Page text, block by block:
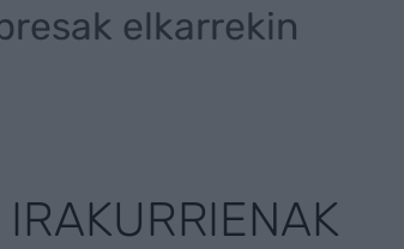
elkarrekin
IRAKURRIENAK